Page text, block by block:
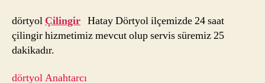
dörtyol Çilingir Hatay Dörtyol ilçemizde 24 saat
çilingir hizmetimiz mevcut olup servis süremiz 25
dakikadır.
dörtyol Anahtarcı